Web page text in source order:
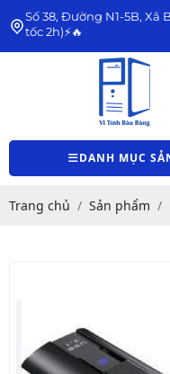
Số 38, Đường N1-5B, Xã
tốc 2h)⚡🔥
DANH MỤC
Trang chủ Sản phẩm